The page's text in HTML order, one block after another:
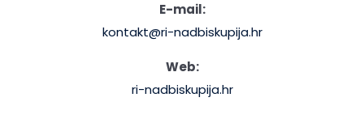
E-mail:
kontakt@ri-nadbiskupija.hr
Web:
ri-nadbiskupija.hr